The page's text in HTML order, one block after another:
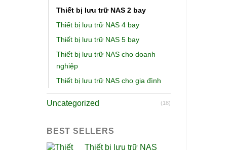
Thiết bị lưu trữ NAS 2 bay
Thiết bị lưu trữ NAS 4 bay
Thiết bị lưu trữ NAS 5 bay
Thiết bị lưu trữ NAS cho doanh
nghiệp
Thiết bị lưu trữ NAS cho gia đình
Uncategorized (18)
BEST SELLERS
Thiết bị lưu trữ NAS